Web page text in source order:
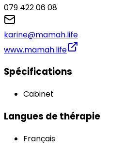
079 422 06 08
karine@mamah.life
www.mamah.life
Spécifications
Cabinet
Langues de thérapie
Français